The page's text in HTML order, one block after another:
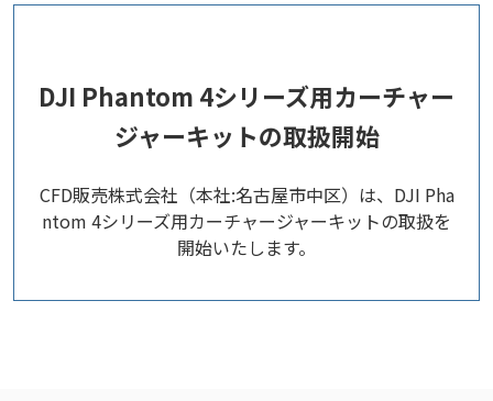
DJI Phantom 4シリーズ用カーチャー
ジャーキットの取扱開始
CFD販売株式会社（本社:名古屋市中区）は、DJI Pha
ntom 4シリーズ用カーチャージャーキットの取扱を
開始いたします。